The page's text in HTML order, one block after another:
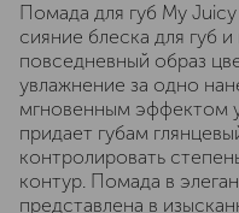
Помада для губ My
сияние блеска для губ
повседневный образ
увлажнение за одно
мгновенным эффектом
придает губам
контролировать
контур. Помада в
представлена в